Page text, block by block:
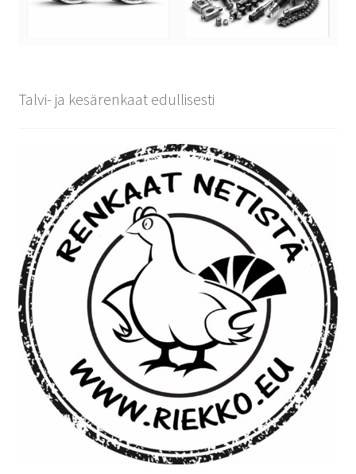
Talvi- ja kesärenkaat edullisesti